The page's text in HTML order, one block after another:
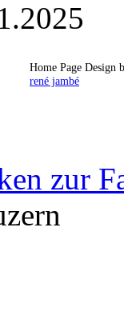
Home Page Design
rené jambé
zur